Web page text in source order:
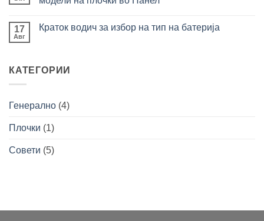
за
зголемите
во
за
Направете
дом
со
плочки
во
17
Авг
Краток водич за избор на тип на батерија
водич
на
КАТЕГОРИИ
Генерално (4)
Плочки (1)
Совети (5)